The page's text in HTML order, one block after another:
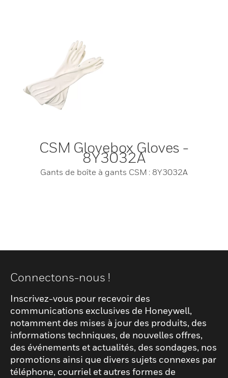
CSM Glovebox Gloves -
8Y3032A
Gants de boîte à gants CSM : 8Y3032A
Connectons-nous !
Inscrivez-vous pour recevoir des
communications exclusives de Honeywell,
notamment des mises à jour des produits, des
informations techniques, de nouvelles offres,
des événements et actualités, des sondages, nos
promotions ainsi que divers sujets connexes par
téléphone, courriel et autres formes de